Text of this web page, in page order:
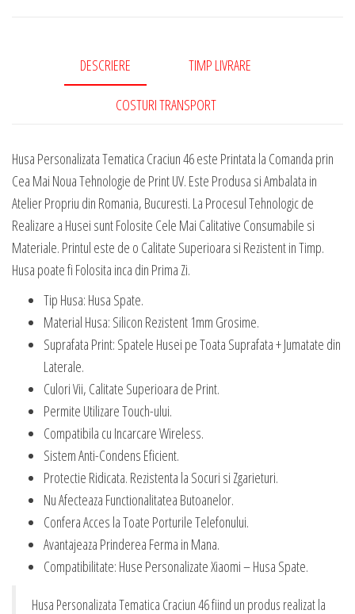
DESCRIERE TIMP LIVRARE
COSTURI TRANSPORT
Husa Personalizata Tematica Craciun 46 este Printata la Comanda prin
Cea Mai Noua Tehnologie de Print UV. Este Produsa si Ambalata in
Atelier Propriu din Romania, Bucuresti. La Procesul Tehnologic de
Realizare a Husei sunt Folosite Cele Mai Calitative Consumabile si
Materiale. Printul este de o Calitate Superioara si Rezistent in Timp.
Husa poate fi Folosita inca din Prima Zi.
Tip Husa: Husa Spate.
Material Husa: Silicon Rezistent 1mm Grosime.
Suprafata Print: Spatele Husei pe Toata Suprafata + Jumatate din
Laterale.
Culori Vii, Calitate Superioara de Print.
Permite Utilizare Touch-ului.
Compatibila cu Incarcare Wireless.
Sistem Anti-Condens Eficient.
Protectie Ridicata. Rezistenta la Socuri si Zgarieturi.
Nu Afecteaza Functionalitatea Butoanelor.
Confera Acces la Toate Porturile Telefonului.
Avantajeaza Prinderea Ferma in Mana.
Compatibilitate: Huse Personalizate Xiaomi – Husa Spate.
Husa Personalizata Tematica Craciun 46 fiind un produs realizat la